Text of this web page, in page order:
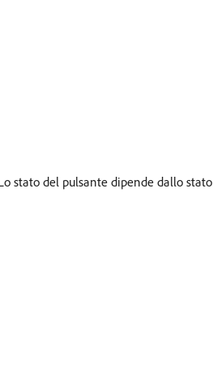
stato del pulsante dipende dallo stato